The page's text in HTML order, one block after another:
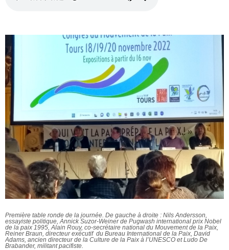
Première table ronde de la journée. De gauche à droite : Nils Andersson,
essayiste politique, Annick Suzor-Weiner de Pugwash international prix Nobel
de la paix 1995, Alain Rouy, co-secrétaire national du Mouvement de la Paix,
Reiner Braun, directeur exécutif du Bureau International de la Paix, David
Adams, ancien directeur de la Culture de la Paix à l’UNESCO et Ludo De
Brabander, militant pacifiste.